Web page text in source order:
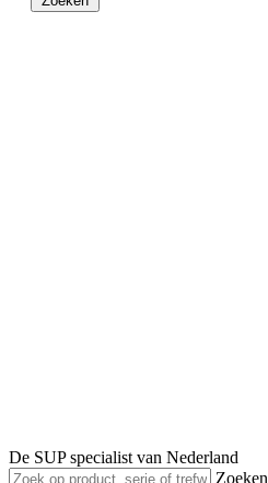
De SUP specialist van Nederland
Zoeken